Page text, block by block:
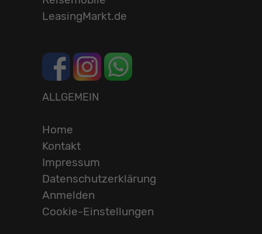
LeasingMarkt.de
ALLGEMEIN
Home
Kontakt
Impressum
Datenschutzerklärung
Anmelden
Cookie-Einstellungen